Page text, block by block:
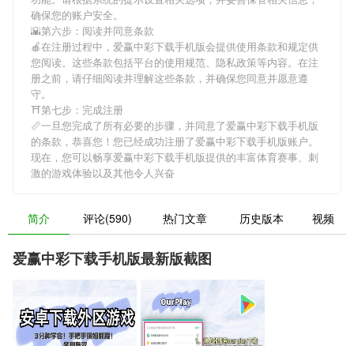
确保您的账户安全。
🌇第六步：阅读并同意条款
🍎在注册过程中， 爱赢中彩下载手机版会提供使用条款和规定供
您阅读。这些条款包括平台的使用规范、隐私政策等内容。在注
册之前，请仔细阅读并理解这些条款，并确保您同意并愿意遵
守。
⛩第七步：完成注册
📏一旦您完成了所有必要的步骤，并同意了爱赢中彩下载手机版
的条款，恭喜您！您已经成功注册了爱赢中彩下载手机版账户。
现在，您可以畅享爱赢中彩下载手机版提供的丰富体育赛事、刺
激的游戏体验以及其他令人兴奋
简介 评论(590) 热门文章 历史版本 视频
爱赢中彩下载手机版最新版截图